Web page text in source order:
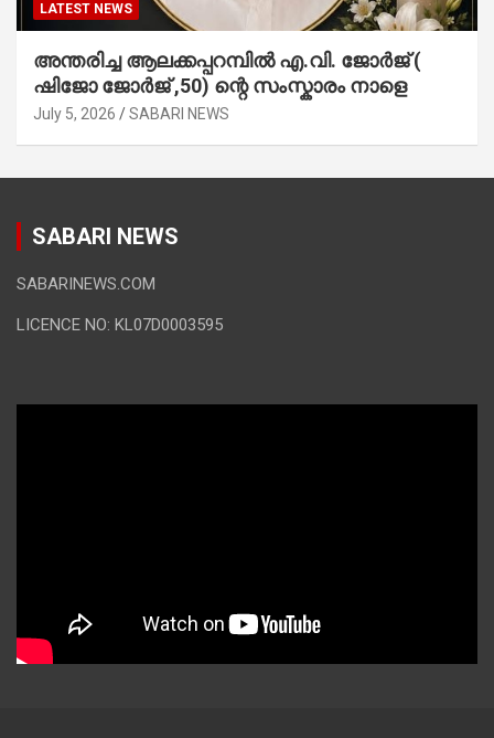
LATEST NEWS
അന്തരിച്ച ആ​ല​ക്ക​പ്പ​റമ്പിൽ​ എ.​വി. ജോ​ർ​ജ് (
ഷിജോ ജോർജ് ,50) ന്റെ സംസ്കാരം നാളെ
July 5, 2026 SABARI NEWS
SABARI NEWS
SABARINEWS.COM
LICENCE NO: KL07D0003595